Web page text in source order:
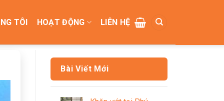
TÔI HOẠT ĐỘNG LIÊN HỆ
Bài Viết Mới